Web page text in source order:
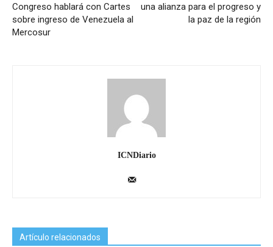
Congreso hablará con Cartes
sobre ingreso de Venezuela al
Mercosur
una alianza para el progreso y
la paz de la región
ICNDiario
Artículo relacionados